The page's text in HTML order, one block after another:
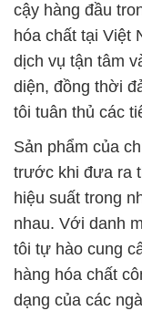
cậy hàng đầu
hóa chất tại Việt
dịch vụ tận tâm
diện, đồng thời
tôi tuân thủ các
Sản phẩm của
trước khi đưa ra
hiệu suất trong
nhau. Với danh
tôi tự hào cung
hàng hóa chất
dạng của các